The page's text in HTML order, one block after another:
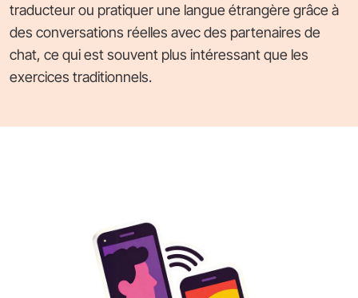
traducteur ou pratiquer une langue étrangère grâce à
des conversations réelles avec des partenaires de
chat, ce qui est souvent plus intéressant que les
exercices traditionnels.